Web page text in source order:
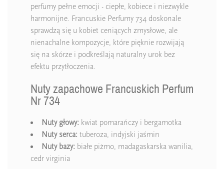
perfumy pełne emocji - ciepłe, kobiece i niezwykle
harmonijne. Francuskie Perfumy 734 doskonale
sprawdzą się u kobiet ceniących zmysłowe, ale
nienachalne kompozycje, które pięknie rozwijają
się na skórze i podkreślają naturalny urok bez
efektu przytłoczenia.
Nuty zapachowe Francuskich Perfum
Nr 734
Nuty głowy: kwiat pomarańczy i bergamotka
Nuty serca: tuberoza, indyjski jaśmin
Nuty bazy: białe piżmo, madagaskarska wanilia,
cedr virginia